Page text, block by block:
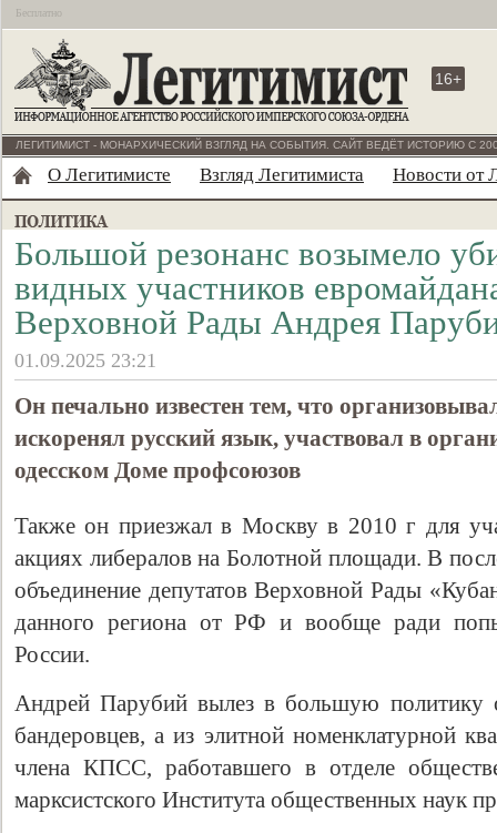
Бесплатно
16+
ЛЕГИТИМИСТ - МОНАРХИЧЕСКИЙ ВЗГЛЯД НА СОБЫТИЯ. САЙТ ВЕДЁТ ИСТОРИЮ С
О Легитимисте Взгляд Легитимиста Новости от
Большой резонанс возымело
видных участников
Верховной Рады Андрея
01.09.2025 23:21
Он печально известен тем, что
искоренял русский язык, участвовал в
одесском Доме профсоюзов
Также он приезжал в Москву в 2010 г для
акциях либералов на Болотной площади. В
объединение депутатов Верховной Рады
данного региона от РФ и вообще ради
России.
Андрей Парубий вылез в большую политику
бандеровцев, а из элитной номенклатурной
члена КПСС, работавшего в отделе
марксистского Института общественных наук